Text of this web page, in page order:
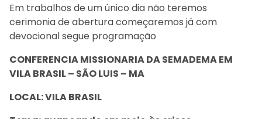
Em trabalhos de um único dia não teremos
cerimonia de abertura começaremos já com
devocional segue programação
CONFERENCIA MISSIONARIA DA SEMADEMA EM
VILA BRASIL – SÃO LUIS – MA
LOCAL: VILA BRASIL